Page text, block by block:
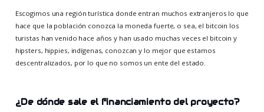
Escogimos una región turística donde entran muchos extranjeros lo que
hace que la población conozca la moneda fuerte, o sea, el bitcoin los
turistas han venido hace años y han usado muchas veces el bitcoin y
hipsters, hippies, indígenas, conozcan y lo mejor que estamos
descentralizados, por lo que no somos un ente del estado.
¿De dónde sale el financiamiento del proyecto?